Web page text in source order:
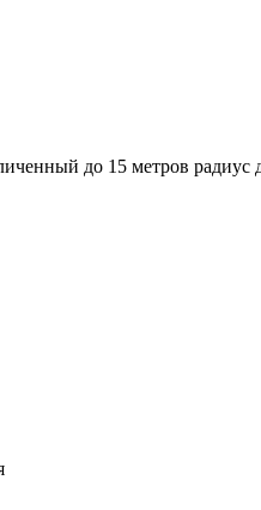
до 15 метров радиус